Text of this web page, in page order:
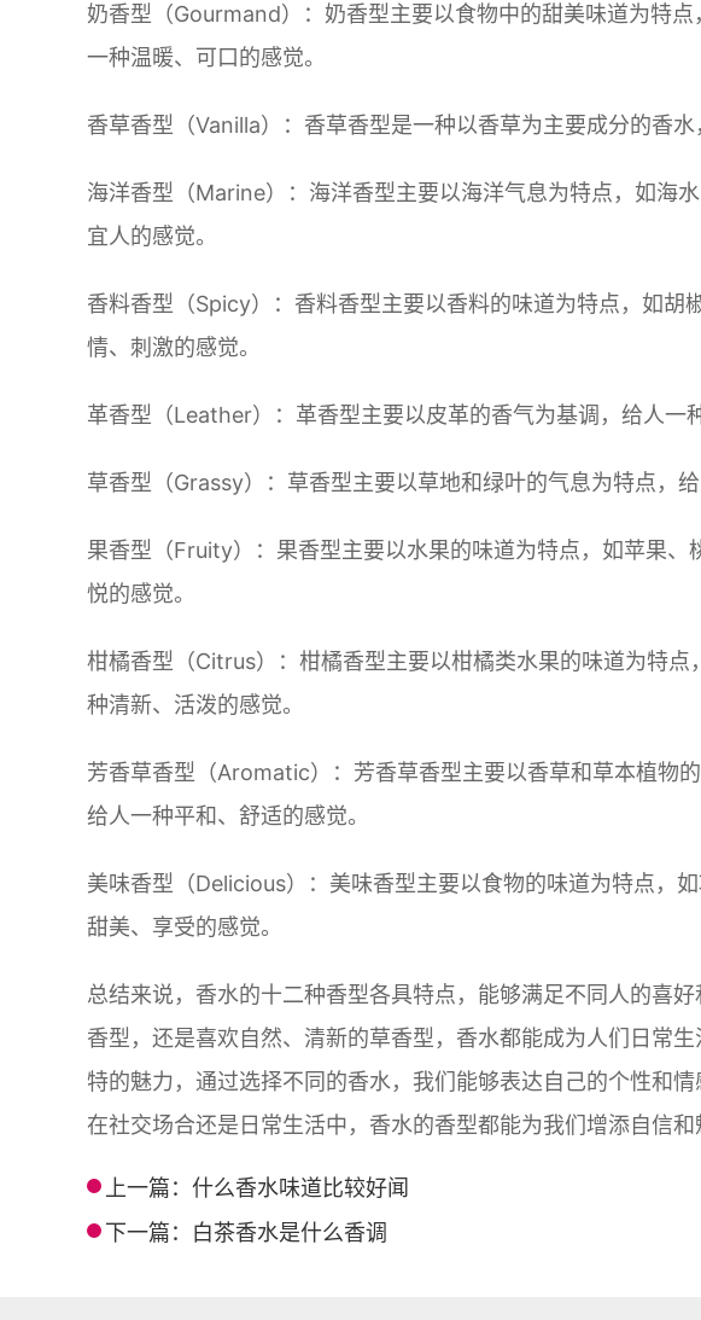
奶香型（Gourmand）：奶香型主要以食物中的甜美味道为特
一种温暖、可口的感觉。
香草香型（Vanilla）：香草香型是一种以香草为主要成分的香水
海洋香型（Marine）：海洋香型主要以海洋气息为特点，如海
宜人的感觉。
香料香型（Spicy）：香料香型主要以香料的味道为特点，如胡
情、刺激的感觉。
革香型（Leather）：革香型主要以皮革的香气为基调，给人一
草香型（Grassy）：草香型主要以草地和绿叶的气息为特点，
果香型（Fruity）：果香型主要以水果的味道为特点，如苹果、
悦的感觉。
柑橘香型（Citrus）：柑橘香型主要以柑橘类水果的味道为特
种清新、活泼的感觉。
芳香草香型（Aromatic）：芳香草香型主要以香草和草本植物
给人一种平和、舒适的感觉。
美味香型（Delicious）：美味香型主要以食物的味道为特点，
甜美、享受的感觉。
总结来说，香水的十二种香型各具特点，能够满足不同人的喜
香型，还是喜欢自然、清新的草香型，香水都能成为人们日常
特的魅力，通过选择不同的香水，我们能够表达自己的个性和
在社交场合还是日常生活中，香水的香型都能为我们增添自信和
上一篇： 什么香水味道比较好闻
下一篇： 白茶香水是什么香调